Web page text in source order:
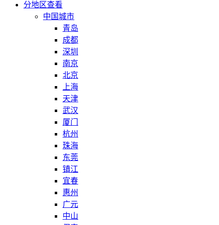
分地区查看
中国城市
青岛
成都
深圳
南京
北京
上海
天津
武汉
厦门
杭州
珠海
东莞
镇江
宜春
惠州
广元
中山